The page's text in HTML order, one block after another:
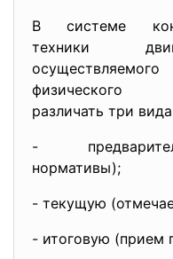
В системе
техники
физического
различать три
-
нормативы);
- текущую
- итоговую (прием